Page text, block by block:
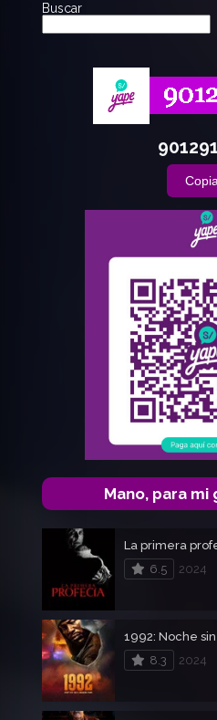
Buscar
Mano, para mi
La primera
6.5
2024
1992: Noche
8.3
2024